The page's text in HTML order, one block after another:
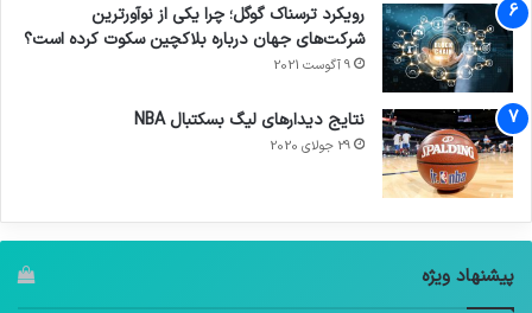
رویکرد ترسناک گوگل؛ چرا یکی از نوآورترین
شرکت‌های جهان درباره بلاکچین سکوت کرده است؟
9 آگوست 2021
نتایج دیدار‌های لیگ بسکتبال NBA
29 جولای 2020
پیشنهاد ویژه